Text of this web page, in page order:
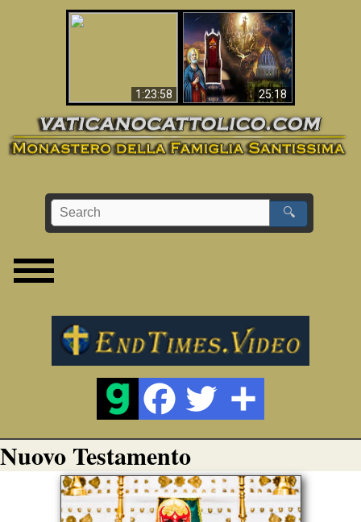
1:23:58 25:18
La Bibbia ha previsto
70 anni senza Papa?
🔍
Nuovo Testamento